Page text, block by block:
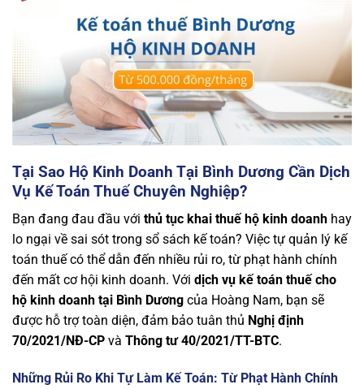
Tại Sao Hộ Kinh Doanh Tại Bình Dương Cần Dịch
Vụ Kế Toán Thuế Chuyên Nghiệp?
Bạn đang đau đầu với thủ tục khai thuế hộ kinh doanh hay
lo ngại về sai sót trong sổ sách kế toán? Việc tự quản lý kế
toán thuế có thể dẫn đến nhiều rủi ro, từ phạt hành chính
đến mất cơ hội kinh doanh. Với dịch vụ kế toán thuế cho
hộ kinh doanh tại Bình Dương của Hoàng Nam, bạn sẽ
được hỗ trợ toàn diện, đảm bảo tuân thủ Nghị định
70/2021/NĐ-CP và Thông tư 40/2021/TT-BTC.
Những Rủi Ro Khi Tự Làm Kế Toán: Từ Phạt Hành Chính